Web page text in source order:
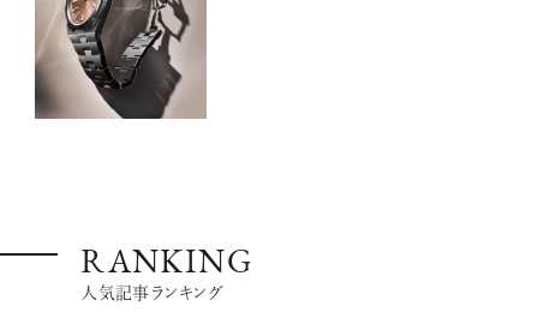
RANKING
人気記事ランキング